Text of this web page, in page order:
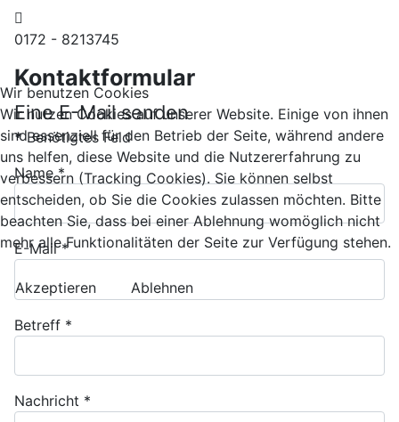
0172 - 8213745
Kontaktformular
Eine E-Mail senden
*Benötigtes Feld
Name*
E-Mail*
Betreff *
Nachricht *
Wir benutzen Cookies
Wir nutzen Cookies auf unserer Website. Einige von ihnen
sind essenziell für den Betrieb der Seite, während andere
uns helfen, diese Website und die Nutzererfahrung zu
verbessern (Tracking Cookies). Sie können selbst
entscheiden, ob Sie die Cookies zulassen möchten. Bitte
beachten Sie, dass bei einer Ablehnung womöglich nicht
mehr alle Funktionalitäten der Seite zur Verfügung stehen.
Akzeptieren Ablehnen